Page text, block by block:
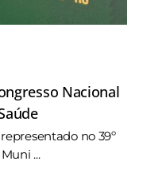
Nacional
no 39º
...